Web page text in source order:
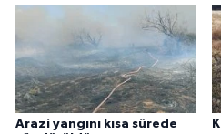
Arazi yangını kısa sürede